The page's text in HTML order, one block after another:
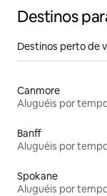
Destinos
Destinos perto de
Canmore
Aluguéis por
Banff
Aluguéis por
Spokane
Aluguéis por